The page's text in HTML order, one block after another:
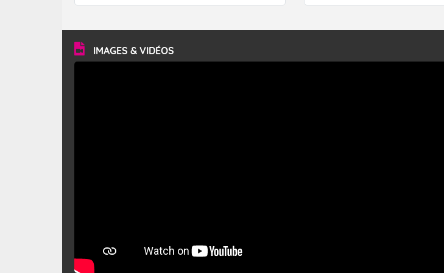
forêt. Mais qu'est-ce que le mistral ? Quelles sont ses
vitesse moyenne de 50 km/h et atteindre 80 à 100 km/h
en rafales, parfois davantage. Il parcourt la basse vallée
du Rhône et la Provence et envahit le littoral
méditerranéen à partir de la Camargue.
de forêt. Mais qu'est-ce que la
à nord-ouest, dans un secteur qui part
monts, en allusion aux régions
IMAGES & VIDÉOS